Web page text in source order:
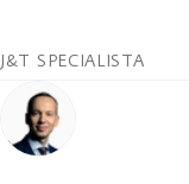
J&T SPECIALISTA